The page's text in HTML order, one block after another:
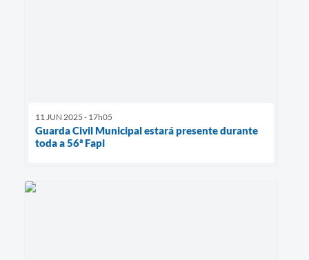
11 JUN 2025 - 17h05
Guarda Civil Municipal estará presente durante
toda a 56ª Fapi